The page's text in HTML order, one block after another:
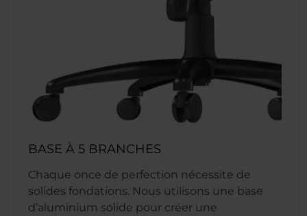
BASE À 5 BRANCHES
Chaque once de perfection nécessite de
solides fondations. Nous utilisons une base
d’aluminium solide pour créer une